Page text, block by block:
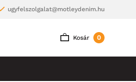
ugyfelszolgalat@motleydenim.hu
Kosár 0